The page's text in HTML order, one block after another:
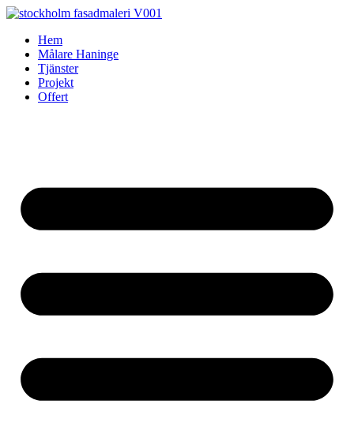
Skip
contentHem
Målare Haninge
Tjänster
Projekt
Offert